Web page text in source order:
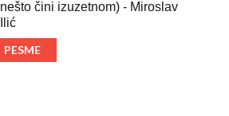
nešto čini izuzetnom) - Miroslav
Ilić
PESME